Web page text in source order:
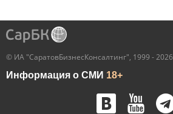
© ИА "СаратовБизнесКонсалтинг", 1999 - 2026
Информация о СМИ 18+